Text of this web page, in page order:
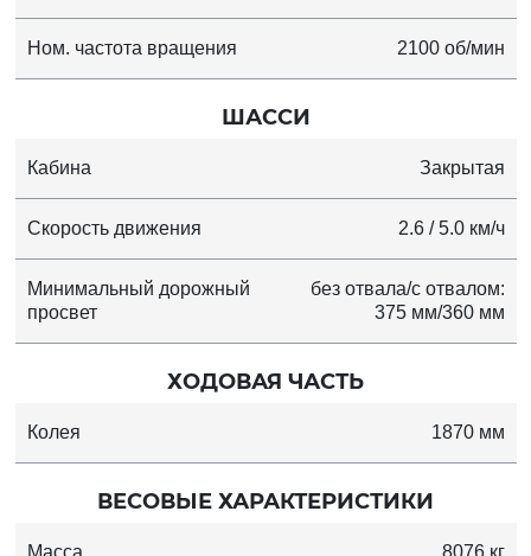
Ном. частота вращения 2100 об/мин
ШАССИ
Кабина Закрытая
Скорость движения 2.6 / 5.0 км/ч
Минимальный дорожный
просвет
без отвала/с отвалом:
375 мм/360 мм
ХОДОВАЯ ЧАСТЬ
Колея 1870 мм
ВЕСОВЫЕ ХАРАКТЕРИСТИКИ